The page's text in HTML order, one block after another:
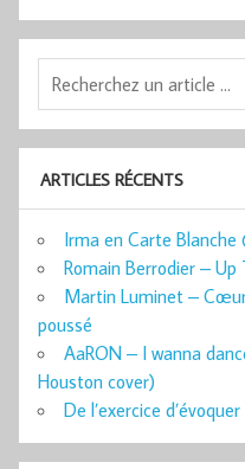
ARTICLES RÉCENTS
Irma en Carte Blanche
Romain Berrodier – Up
Martin Luminet –
poussé
AaRON – I wanna
Houston cover)
De l’exercice